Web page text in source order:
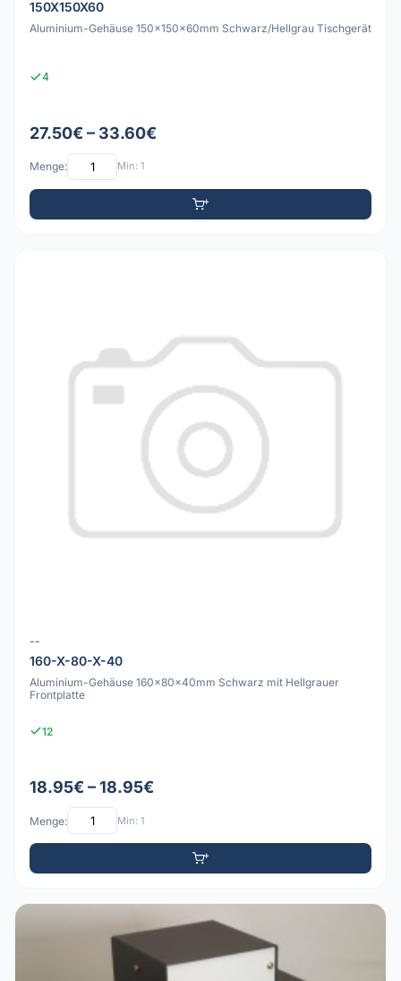
150X150X60
Aluminium-Gehäuse 150x150x60mm Schwarz/Hellgrau Tischgerät
4
27.50€ – 33.60€
Menge: Min: 1
--
160-X-80-X-40
Aluminium-Gehäuse 160x80x40mm Schwarz mit Hellgrauer
Frontplatte
12
18.95€ – 18.95€
Menge: Min: 1